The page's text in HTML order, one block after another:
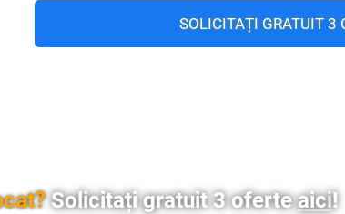
SOLICITAȚI GRATUIT 3
Solicitați gratuit 3 oferteaici!